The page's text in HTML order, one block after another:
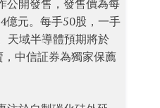
公開發售，發售價為每
億元。每手50股，一手
天域半導體預期將於
中信証券為獨家保薦